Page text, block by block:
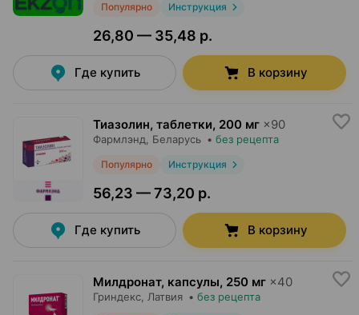
Популярно Инструкция
26,80 — 35,48 р.
Где купить В корзину
Тиазолин, таблетки, 200 мг ×90
Фармлэнд , Беларусь • без рецепта
Популярно Инструкция
56,23 — 73,20 р.
Где купить В корзину
Милдронат, капсулы, 250 мг ×40
Гриндекс , Латвия • без рецепта